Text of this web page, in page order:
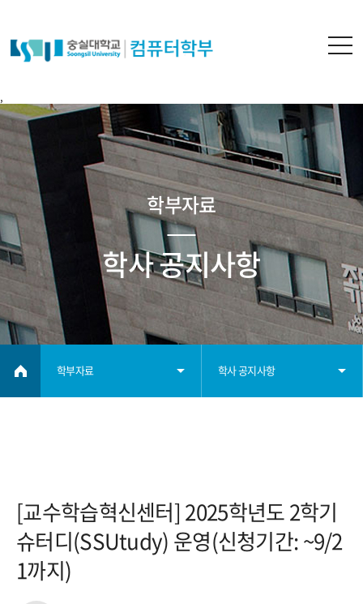
,
학부자료
학사 공지사항
학부자료
학부자료
대학원
학사 공지사항
장학요건
[교수학습혁신센터] 2025학년도 2학기
슈터디(SSUtudy) 운영(신청기간: ~9/2
1까지)